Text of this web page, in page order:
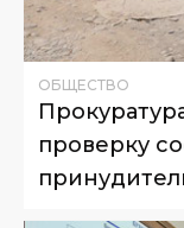
ОБЩЕСТВО
проверку